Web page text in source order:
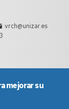
vrch@unizar.es
mejorar su